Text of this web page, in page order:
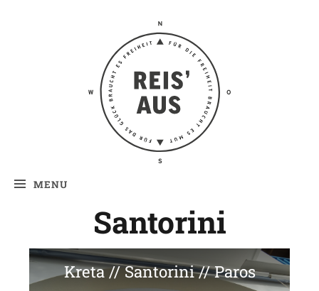
Reis' aus –
Reiseblog
MENU
Santorini
Kreta // Santorini // Paros